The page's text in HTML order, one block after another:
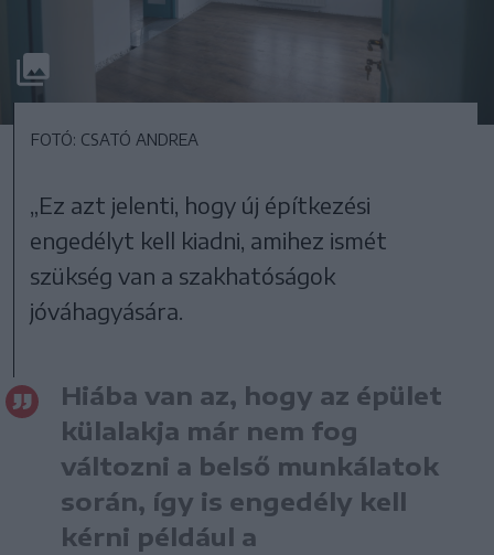
FOTÓ: CSATÓ ANDREA
„Ez azt jelenti, hogy új építkezési
engedélyt kell kiadni, amihez ismét
szükség van a szakhatóságok
jóváhagyására.
Hiába van az, hogy az épület
külalakja már nem fog
változni a belső munkálatok
során, így is engedély kell
kérni például a